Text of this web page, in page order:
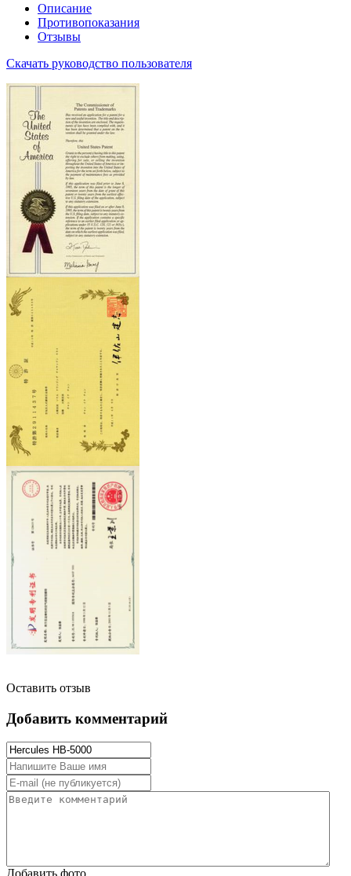
Описание
Противопоказания
Отзывы
Скачать руководство пользователя
Оставить отзыв
Добавить комментарий